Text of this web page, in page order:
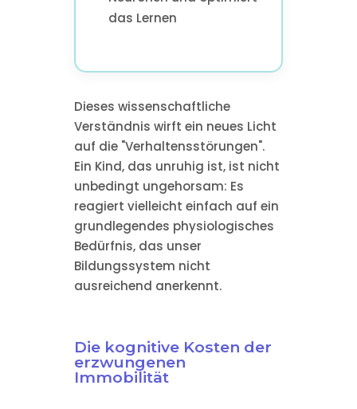
das Lernen
Dieses wissenschaftliche
Verständnis wirft ein neues Licht
auf die "Verhaltensstörungen".
Ein Kind, das unruhig ist, ist nicht
unbedingt ungehorsam: Es
reagiert vielleicht einfach auf ein
grundlegendes physiologisches
Bedürfnis, das unser
Bildungssystem nicht
ausreichend anerkennt.
Die kognitive Kosten der
erzwungenen
Immobilität